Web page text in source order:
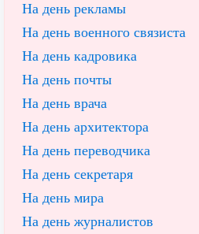
На день рекламы
На день военного связиста
На день кадровика
На день почты
На день врача
На день архитектора
На день переводчика
На день секретаря
На день мира
На день журналистов